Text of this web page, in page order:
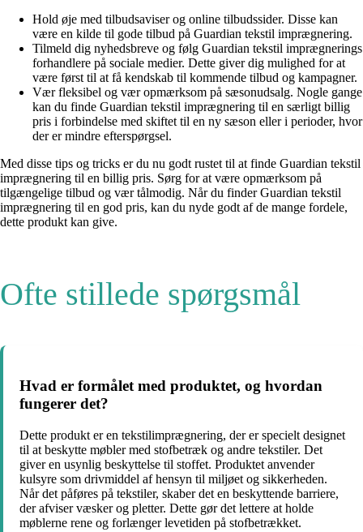
Hold øje med tilbudsaviser og online tilbudssider. Disse kan
være en kilde til gode tilbud på Guardian tekstil imprægnering.
Tilmeld dig nyhedsbreve og følg Guardian tekstil imprægnerings
forhandlere på sociale medier. Dette giver dig mulighed for at
være først til at få kendskab til kommende tilbud og kampagner.
Vær fleksibel og vær opmærksom på sæsonudsalg. Nogle gange
kan du finde Guardian tekstil imprægnering til en særligt billig
pris i forbindelse med skiftet til en ny sæson eller i perioder, hvor
der er mindre efterspørgsel.
Med disse tips og tricks er du nu godt rustet til at finde Guardian tekstil
imprægnering til en billig pris. Sørg for at være opmærksom på
tilgængelige tilbud og vær tålmodig. Når du finder Guardian tekstil
imprægnering til en god pris, kan du nyde godt af de mange fordele,
dette produkt kan give.
Ofte stillede spørgsmål
Hvad er formålet med produktet, og hvordan
fungerer det?
Dette produkt er en tekstilimprægnering, der er specielt designet
til at beskytte møbler med stofbetræk og andre tekstiler. Det
giver en usynlig beskyttelse til stoffet. Produktet anvender
kulsyre som drivmiddel af hensyn til miljøet og sikkerheden.
Når det påføres på tekstiler, skaber det en beskyttende barriere,
der afviser væsker og pletter. Dette gør det lettere at holde
møblerne rene og forlænger levetiden på stofbetrækket.